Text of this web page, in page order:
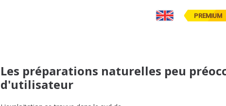
PREMIUM
Les préparations naturelles peu
d'utilisateur